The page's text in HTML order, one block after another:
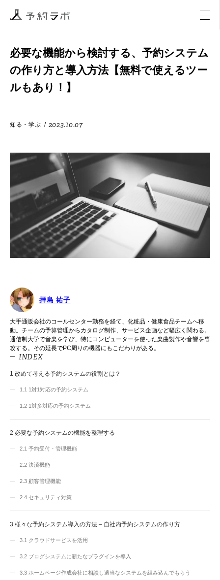
アクティビティ
必要な機能から検討する、予約システム
の作り方と導入方法【無料で使えるツー
ルもあり！】
知る・学ぶ / 2023.10.07
拝島 祐子
大手通販会社のコールセンター勤務を経て、化粧品・健康食品チームへ移
動。チームの予算管理からカタログ制作、サービス企画など幅広く関わる。
通信制大学で音楽を学び、特にコンピューターを使った楽曲製作や音響を専
攻する。その延長でPC周りの機器にもこだわりがある。
INDEX
1 改めて考える予約システムの役割とは？
1.1 1対1対応の予約システム
1.2 1対多対応の予約システム
2 必要な予約システムの機能を整理する
2.1 予約受付・管理機能
2.2 決済機能
2.3 顧客管理機能
2.4 セキュリティ対策
3 様々な予約システム導入の方法 – 自社内予約システムの作り方
3.1 クラウドサービスを活用
3.2 ブログシステムに新たなプラグインを導入
3.3 ホームページ作成会社に相談し適当なシステムを組み込んでもらう